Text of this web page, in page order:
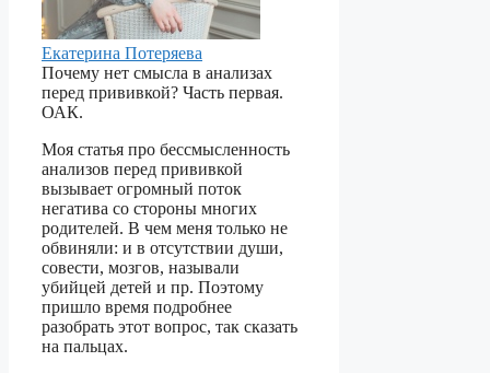
Екатерина Потеряева
Почему нет смысла в анализах
перед прививкой? Часть первая.
ОАК.
Моя статья про бессмысленность
анализов перед прививкой
вызывает огромный поток
негатива со стороны многих
родителей. В чем меня только не
обвиняли: и в отсутствии души,
совести, мозгов, называли
убийцей детей и пр. Поэтому
пришло время подробнее
разобрать этот вопрос, так сказать
на пальцах.